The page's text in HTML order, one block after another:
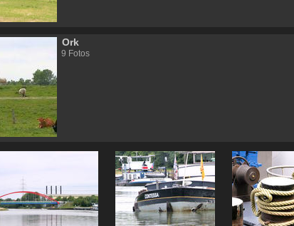
Ork
9 Fotos